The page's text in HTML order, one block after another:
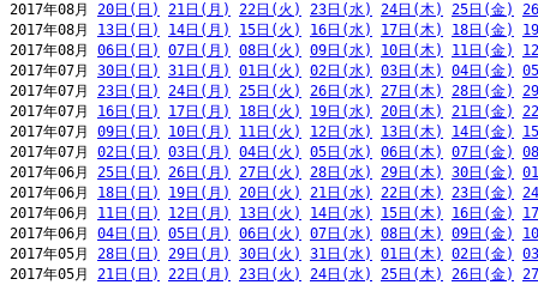
2017年08月 20日(日) 21日(月) 22日(火) 23日(水) 24日(木) 25日(金)
2017年08月 13日(日) 14日(月) 15日(火) 16日(水) 17日(木) 18日(金)
2017年08月 06日(日) 07日(月) 08日(火) 09日(水) 10日(木) 11日(金)
2017年07月 30日(日) 31日(月) 01日(火) 02日(水) 03日(木) 04日(金)
2017年07月 23日(日) 24日(月) 25日(火) 26日(水) 27日(木) 28日(金)
2017年07月 16日(日) 17日(月) 18日(火) 19日(水) 20日(木) 21日(金)
2017年07月 09日(日) 10日(月) 11日(火) 12日(水) 13日(木) 14日(金)
2017年07月 02日(日) 03日(月) 04日(火) 05日(水) 06日(木) 07日(金)
2017年06月 25日(日) 26日(月) 27日(火) 28日(水) 29日(木) 30日(金)
2017年06月 18日(日) 19日(月) 20日(火) 21日(水) 22日(木) 23日(金)
2017年06月 11日(日) 12日(月) 13日(火) 14日(水) 15日(木) 16日(金)
2017年06月 04日(日) 05日(月) 06日(火) 07日(水) 08日(木) 09日(金)
2017年05月 28日(日) 29日(月) 30日(火) 31日(水) 01日(木) 02日(金)
2017年05月 21日(日) 22日(月) 23日(火) 24日(水) 25日(木) 26日(金)